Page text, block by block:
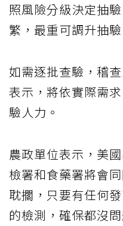
照風險分級決定抽
繁，最重可調升抽
如需逐批查驗，稽
表示，將依實際需
驗人力。
農政單位表示，美
檢署和食藥署將會
耽擱，只要有任何
的檢測，確保都沒